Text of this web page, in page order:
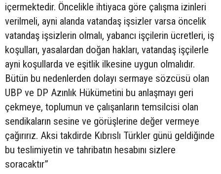
içermektedir. Öncelikle ihtiyaca göre çalışma izinleri
verilmeli, ayni alanda vatandaş işsizler varsa öncelik
vatandaş işsizlerin olmalı, yabancı işçilerin ücretleri, iş
koşulları, yasalardan doğan hakları, vatandaş işçilerle
ayni koşullarda ve eşitlik ilkesine uygun olmalıdır.
Bütün bu nedenlerden dolayı sermaye sözcüsü olan
UBP ve DP Azınlık Hükümetini bu anlaşmayı geri
çekmeye, toplumun ve çalışanların temsilcisi olan
sendikaların sesine ve görüşlerine değer vermeye
çağırırız. Aksi takdirde Kıbrıslı Türkler günü geldiğinde
bu teslimiyetin ve tahribatın hesabını sizlere
soracaktır”